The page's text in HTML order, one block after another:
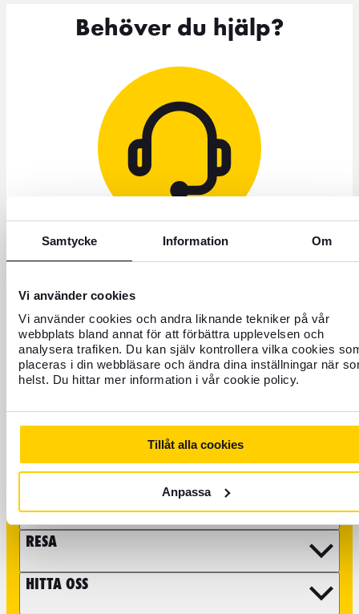
Samtycke Information Om
Vi använder cookies
Vi använder cookies och andra liknande tekniker på vår
webbplats bland annat för att förbättra upplevelsen och
analysera trafiken. Du kan själv kontrollera vilka cookies
placeras i din webbläsare och ändra dina inställningar när
helst. Du hittar mer information i vår cookie policy.
Tillåt alla cookies
Anpassa
Behöver du hjälp?
+46 771 22 22 21
Kundservice: Telefon vardagar 8–17
Spärra kort öppet dygnet runt
Det går även bra att maila oss, tänk då på att vissa ärenden
så som frågor kring boka flyg och reseupplevelser behöver tas
kundservicesidan.
RESA
HITTA OSS